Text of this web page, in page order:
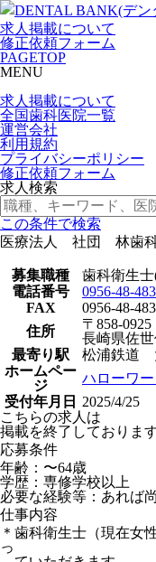
求人掲載について
修正依頼フォーム
PAGETOP
MENU
求人掲載について
全国歯科医院一覧
運営会社
利用規約
プライバシーポリシー
修正依頼フォーム
求人検索
この条件で検索
医療法人 社団 林歯
募集職種
歯科衛生
電話番号
0956-48-
FAX
0956-48-
住所
〒858-0925
長崎県佐
最寄り駅
松浦鉄道
ホームペー
ジ
ハローワー
受付年月日
2025/4/25
こちらの求人は
掲載を終了しております
応募条件
年齢：〜64歳
学歴：専修学校以上
必要な経験等：あれば
仕事内容
＊歯科衛生士（現在女
っ